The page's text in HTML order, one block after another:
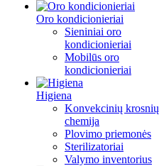
Oro kondicionieriai
Sieniniai oro
kondicionieriai
Mobilūs oro
kondicionieriai
Higiena
Konvekcinių krosnių
chemija
Plovimo priemonės
Sterilizatoriai
Valymo inventorius